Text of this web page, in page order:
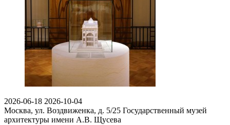
2026-06-18 2026-10-04
Москва, ул. Воздвиженка, д. 5/25 Государственный музей
архитектуры имени А.В. Щусева